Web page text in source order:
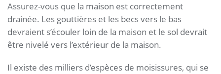
Assurez-vous que la maison est correctement
drainée. Les gouttières et les becs vers le bas
devraient s’écouler loin de la maison et le sol devrait
être nivelé vers l’extérieur de la maison.
Il existe des milliers d’espèces de moisissures, qui se